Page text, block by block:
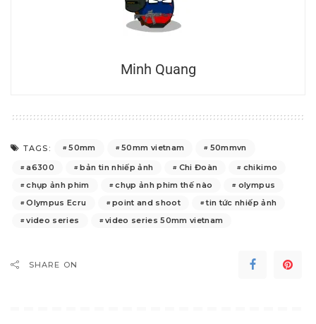
Minh Quang
TAGS: 50mm 50mm vietnam
50mmvn
a6300
bản tin nhiếp ảnh Chi Đoàn
chikimo
chụp ảnh phim
chụp ảnh phim thế nào
olympus
Olympus Ecru
point and shoot
tin tức nhiếp ảnh
video series
video series 50mm vietnam
SHARE ON